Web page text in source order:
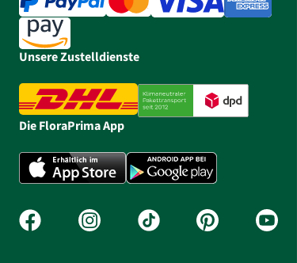
Unsere Zustelldienste
Die FloraPrima App